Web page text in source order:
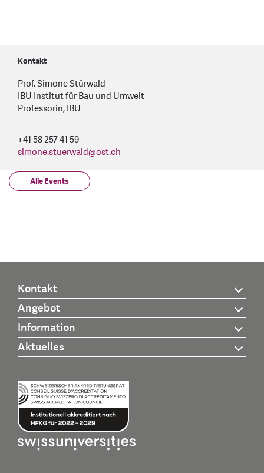
Kontakt
Prof. Simone Stürwald
IBU Institut für Bau und Umwelt
Professorin, IBU
+41 58 257 41 59
simone.stuerwald@ost.ch
Alle Events
Kontakt
Angebot
Information
Aktuelles